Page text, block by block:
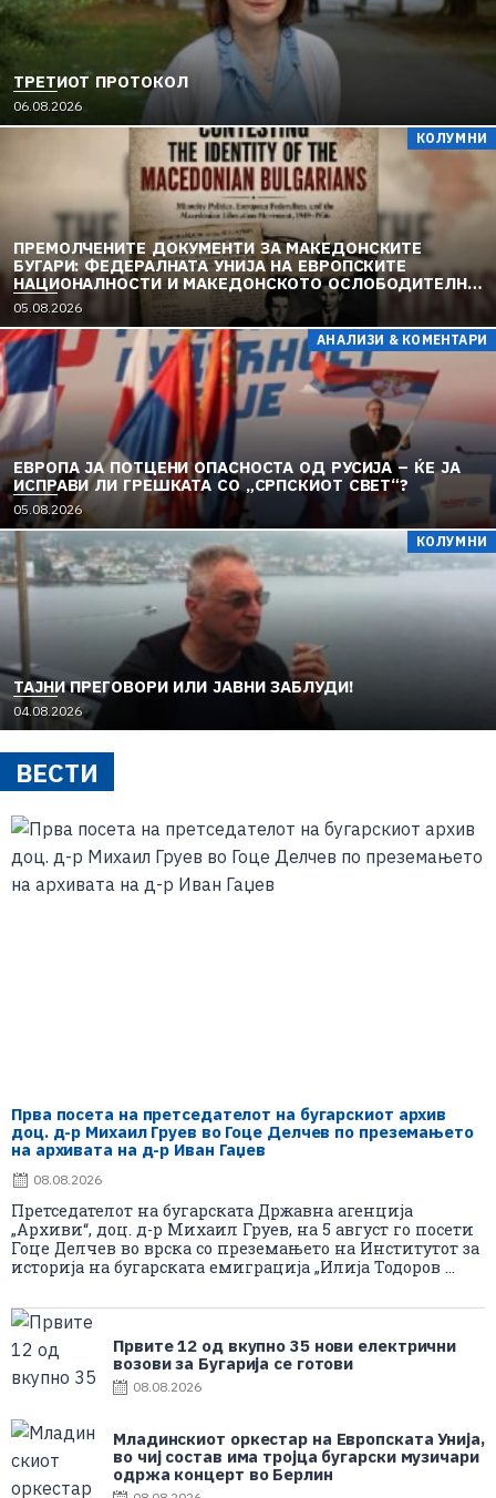
ТРЕТИОТ ПРОТОКОЛ
06.08.2026
КОЛУМНИ
ПРЕМОЛЧЕНИТЕ ДОКУМЕНТИ ЗА МАКЕДОНСКИТЕ
БУГАРИ: ФЕДЕРАЛНАТА УНИЈА НА ЕВРОПСКИТЕ
НАЦИОНАЛНОСТИ И МАКЕДОНСКОТО ОСЛОБОДИТЕЛНО
ДВИЖЕЊЕ (1949–1956) (2)
05.08.2026
АНАЛИЗИ & КОМЕНТАРИ
ЕВРОПА ЈА ПОТЦЕНИ ОПАСНОСТА ОД РУСИЈА – ЌЕ ЈА
ИСПРАВИ ЛИ ГРЕШКАТА СО „СРПСКИОТ СВЕТ“?
05.08.2026
КОЛУМНИ
TAЈНИ ПРЕГОВОРИ ИЛИ ЈАВНИ ЗАБЛУДИ!
04.08.2026
ВЕСТИ
Прва посета на претседателот на бугарскиот архив
доц. д-р Михаил Груев во Гоце Делчев по преземањето
на архивата на д-р Иван Гаџев
08.08.2026
Претседателот на бугарската Државна агенција
„Архиви“, доц. д-р Михаил Груев, на 5 август го посети
Гоце Делчев во врска со преземањето на Институтот за
историја на бугарската емиграција „Илија Тодоров ...
Првите 12 од вкупно 35 нови електрични
возови за Бугарија се готови
08.08.2026
Младинскиот оркестар на Европската Унија,
во чиј состав има тројца бугарски музичари
одржа концерт во Берлин